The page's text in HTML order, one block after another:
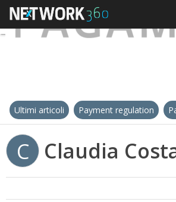
Ultimi articoli Payment regulation
C Claudia